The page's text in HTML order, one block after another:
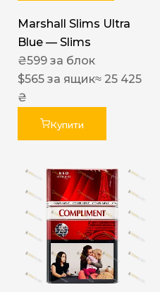
Marshall Slims Ultra
Blue — Slims
₴599 за блок
$565 за ящик≈ 25 425
₴
Купити